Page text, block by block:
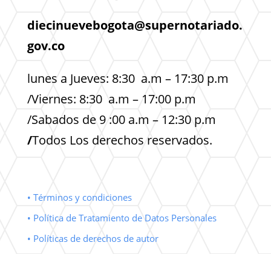
diecinuevebogota@supernotariado.
gov.co
lunes a Jueves: 8:30 a.m – 17:30 p.m
/Viernes: 8:30 a.m – 17:00 p.m
/Sabados de 9 :00 a.m – 12:30 p.m
/Todos Los derechos reservados.
• Términos y condiciones
• Política de Tratamiento de Datos Personales
• Políticas de derechos de autor